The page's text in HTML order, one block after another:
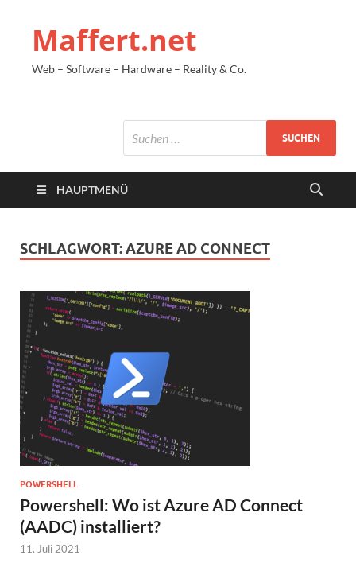
Maffert.net
Web – Software – Hardware – Reality & Co.
HAUPTMENÜ
SCHLAGWORT:AZURE AD CONNECT
POWERSHELL
Powershell: Wo ist Azure AD Connect
(AADC) installiert?
11. Juli 2021